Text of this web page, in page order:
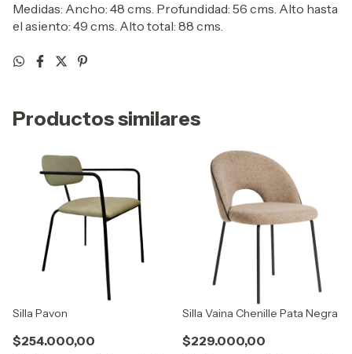
Medidas: Ancho: 48 cms. Profundidad: 56 cms. Alto hasta
el asiento: 49 cms. Alto total: 88 cms.
Productos similares
Silla Pavon
$254.000,00
Silla Vaina Chenille Pata Negra
$229.000,00